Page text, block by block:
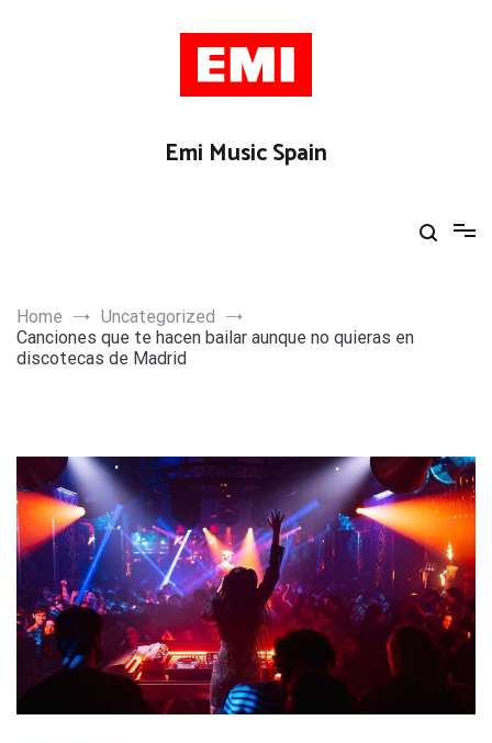
Emi Music Spain
Home
Uncategorized
Canciones que te hacen bailar aunque no quieras en
discotecas de Madrid